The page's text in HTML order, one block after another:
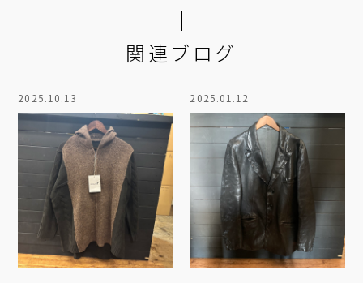
関連ブログ
2025.10.13 2025.01.12